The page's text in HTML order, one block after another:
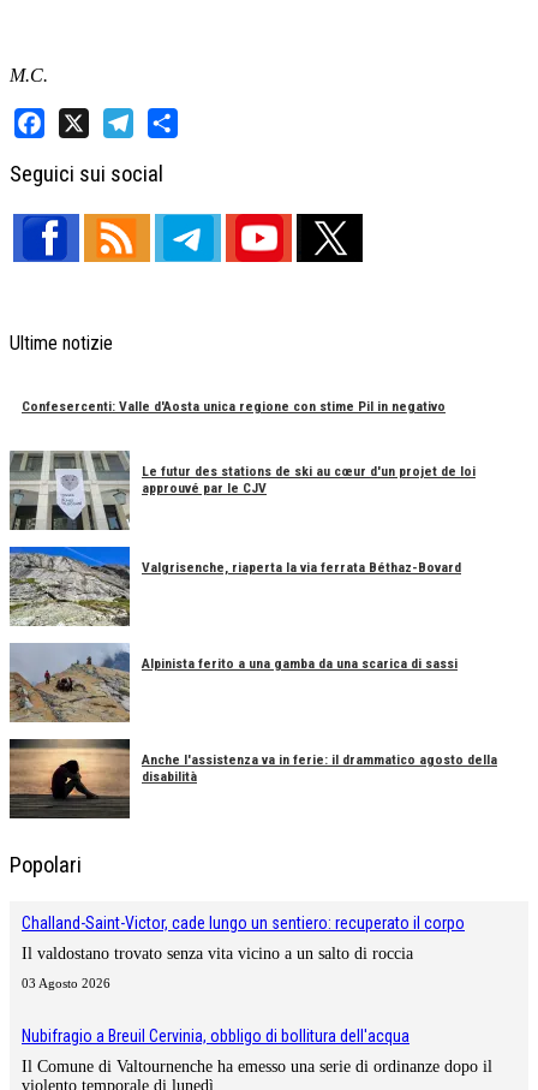
M.C.
Seguici sui social
Ultime notizie
Confesercenti: Valle d'Aosta unica regione con stime Pil in negativo
Le futur des stations de ski au cœur d'un projet de loi
approuvé par le CJV
Valgrisenche, riaperta la via ferrata Béthaz-Bovard
Alpinista ferito a una gamba da una scarica di sassi
Anche l'assistenza va in ferie: il drammatico agosto della
disabilità
Popolari
Challand-Saint-Victor, cade lungo un sentiero: recuperato il corpo
Il valdostano trovato senza vita vicino a un salto di roccia
03 Agosto 2026
Nubifragio a Breuil Cervinia, obbligo di bollitura dell'acqua
Il Comune di Valtournenche ha emesso una serie di ordinanze dopo il
violento temporale di lunedì